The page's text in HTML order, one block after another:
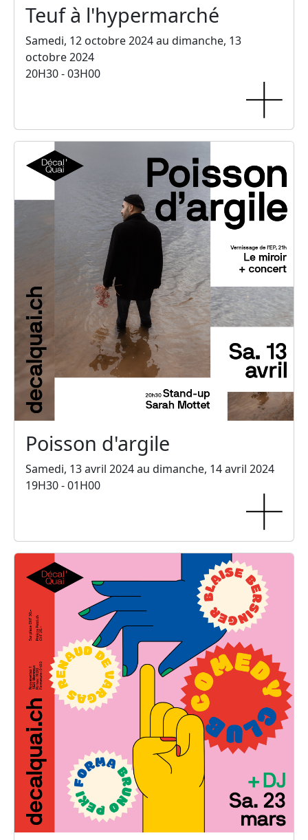
Teuf à l'hypermarché
Samedi, 12 octobre 2024 au dimanche, 13
octobre 2024
20H30 - 03H00
Poisson d'argile
Samedi, 13 avril 2024 au dimanche, 14 avril 2024
19H30 - 01H00